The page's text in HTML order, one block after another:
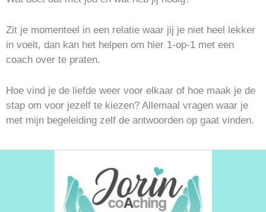
Zit je momenteel in een relatie waar jij je niet heel lekker
in voelt, dan kan het helpen om hier 1-op-1 met een
coach over te praten.
Hoe vind je de liefde weer voor elkaar of hoe maak je de
stap om voor jezelf te kiezen? Allemaal vragen waar je
met mijn begeleiding zelf de antwoorden op gaat vinden.